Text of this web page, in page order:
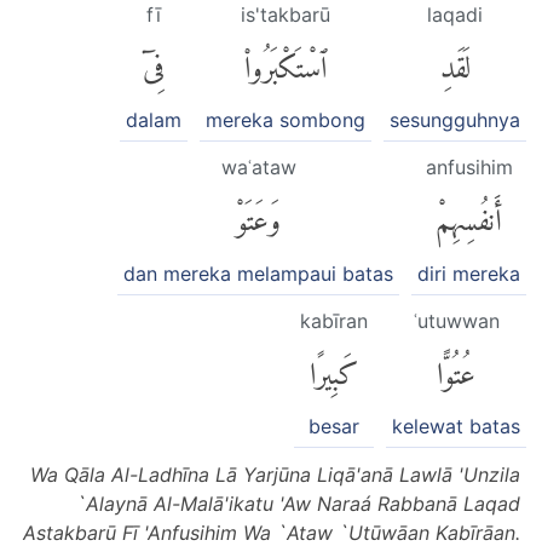
laqadi
لَقَدِ
sesungguhnya
is'takbarū
ٱسْتَكْبَرُوا۟
mereka sombong
fī
فِىٓ
dalam
anfusihim
أَنفُسِهِمْ
diri mereka
waʿataw
وَعَتَوْ
dan mereka melampaui batas
ʿutuwwan
عُتُوًّا
kelewat batas
kabīran
كَبِيرًا
besar
Wa Qāla Al-Ladhīna Lā Yarjūna Liqā'anā Lawlā 'Unzila
`Alaynā Al-Malā'ikatu 'Aw Naraá Rabbanā Laqad
Astakbarū Fī 'Anfusihim Wa `Ataw `Utūwāan Kabīrāan.